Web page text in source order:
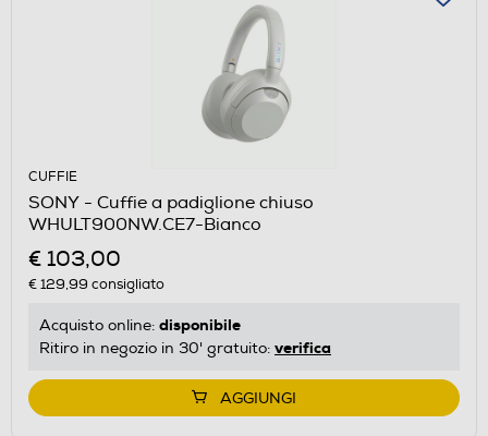
CUFFIE
SONY - Cuffie a padiglione chiuso
WHULT900NW.CE7-Bianco
€ 103,00
€ 129,99 consigliato
Acquisto online: disponibile
Ritiro in negozio in 30' gratuito: verifica
AGGIUNGI